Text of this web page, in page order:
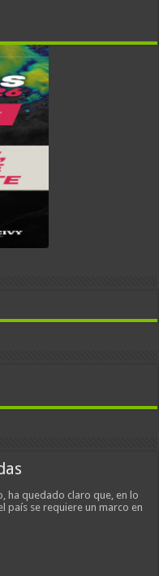
ha quedado claro que, en lo
país se requiere un marco en